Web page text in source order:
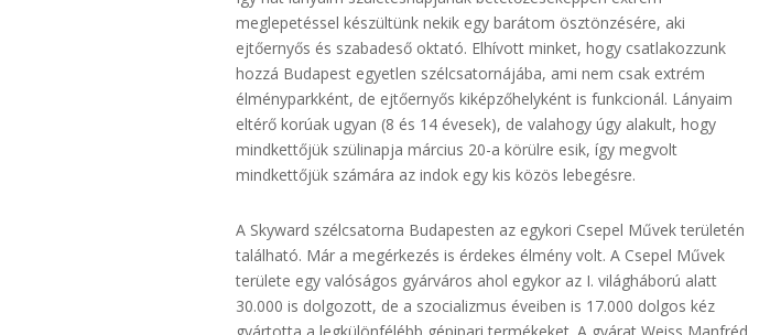
meglepetéssel készültünk nekik egy barátom ösztönzésére, aki
ejtőernyős és szabadeső oktató. Elhívott minket, hogy csatlakozzunk
hozzá Budapest egyetlen szélcsatornájába, ami nem csak extrém
élményparkként, de ejtőernyős kiképzőhelyként is funkcionál. Lányaim
eltérő korúak ugyan (8 és 14 évesek), de valahogy úgy alakult, hogy
mindkettőjük szülinapja március 20-a körülre esik, így megvolt
mindkettőjük számára az indok egy kis közös lebegésre.
A Skyward szélcsatorna Budapesten az egykori Csepel Művek területén
található. Már a megérkezés is érdekes élmény volt. A Csepel Művek
területe egy valóságos gyárváros ahol egykor az I. világháború alatt
30.000 is dolgozott, de a szocializmus éveiben is 17.000 dolgos kéz